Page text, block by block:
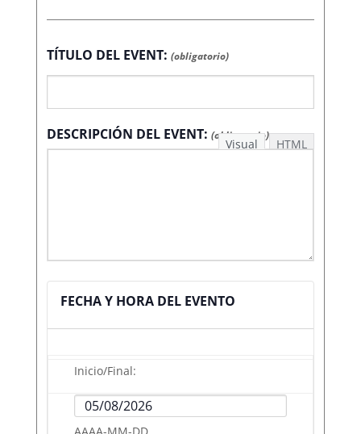
TÍTULO DEL EVENT: (obligatorio)
DESCRIPCIÓN DEL EVENT: (obligatorio)
Visual HTML
FECHA Y HORA DEL EVENTO
Inicio/Final:
Fecha
de
Hora